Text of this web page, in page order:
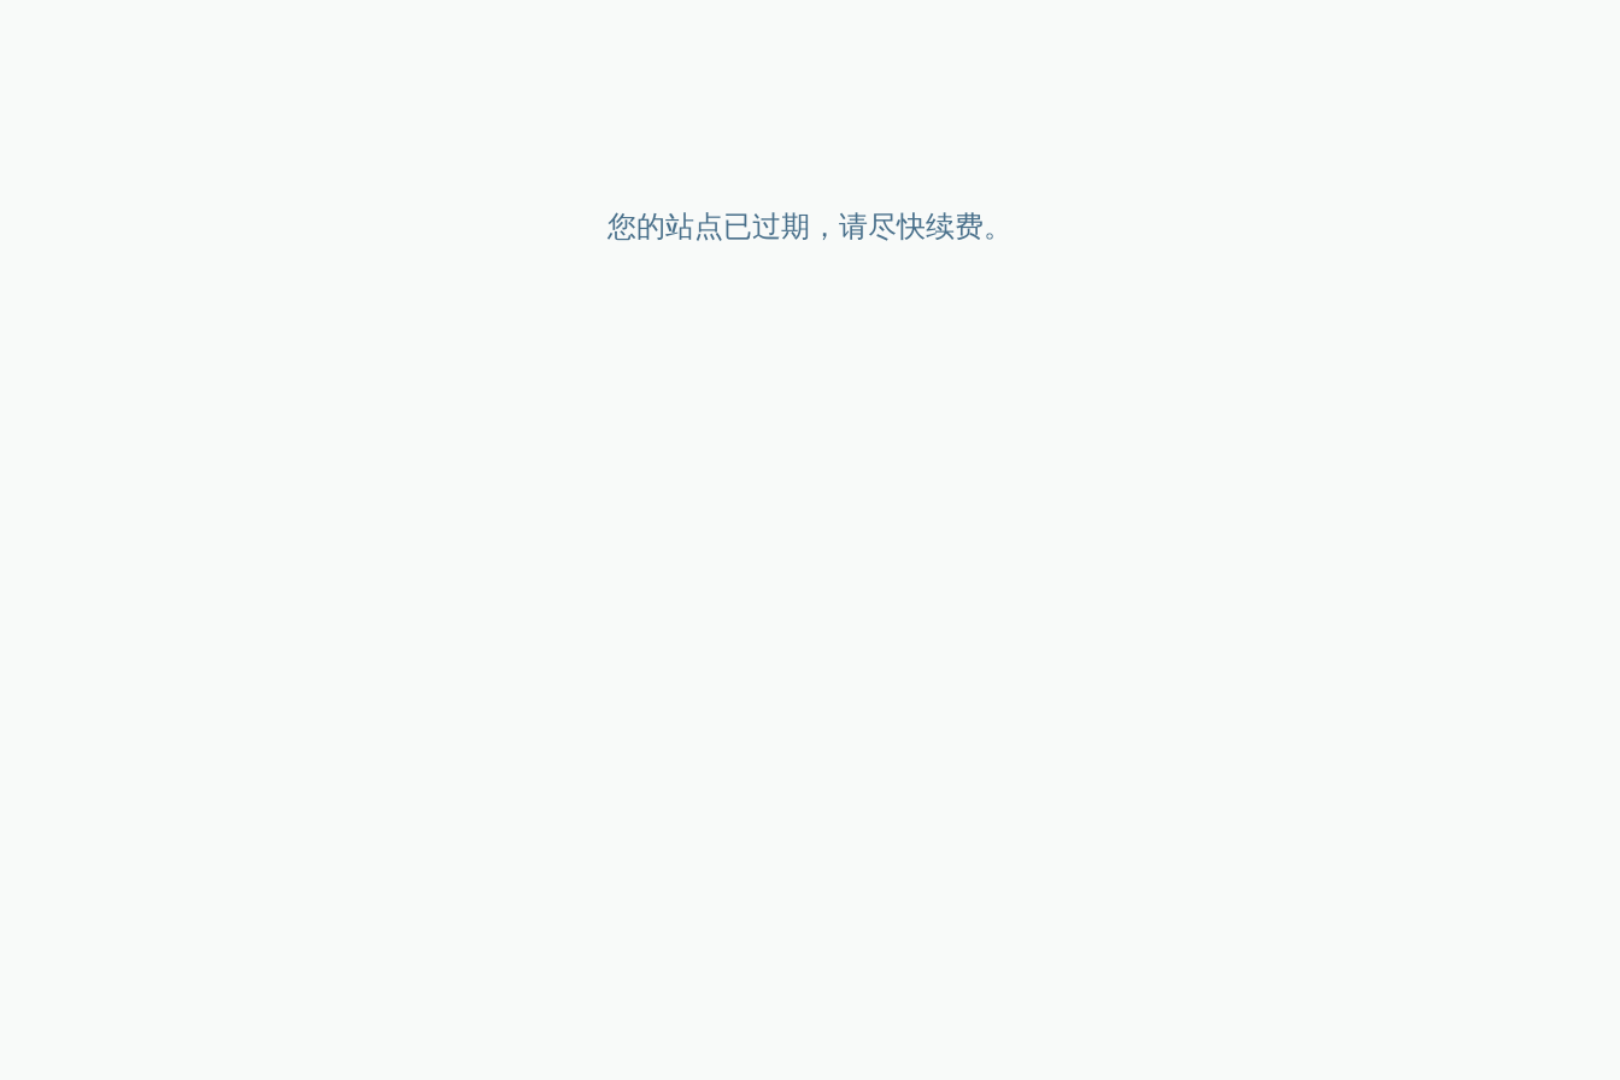
您的站点已过期，请尽快续费。